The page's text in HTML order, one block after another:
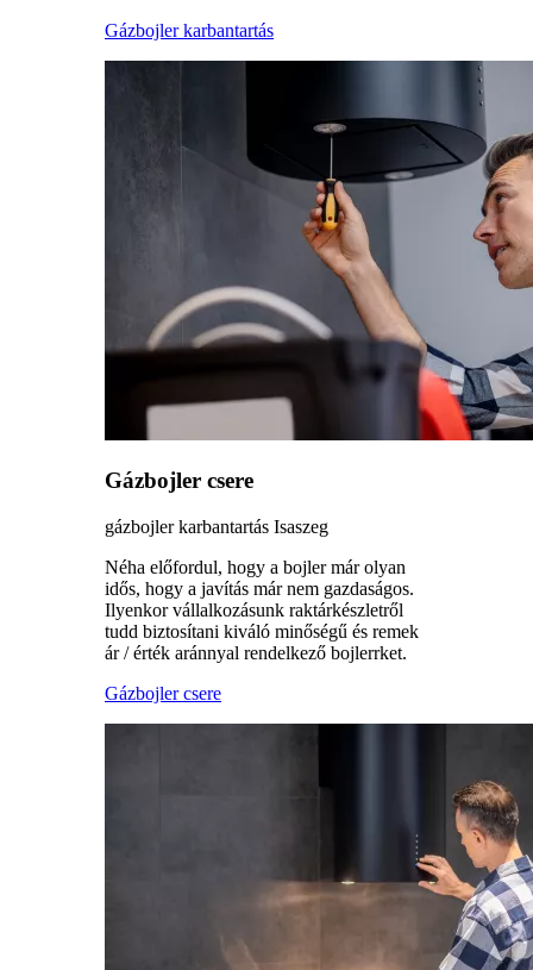
Gázbojler karbantartás
Gázbojler csere
gázbojler karbantartás Isaszeg
Néha előfordul, hogy a bojler már olyan
idős, hogy a javítás már nem gazdaságos.
Ilyenkor vállalkozásunk raktárkészletről
tudd biztosítani kiváló minőségű és remek
ár / érték aránnyal rendelkező bojlerrket.
Gázbojler csere